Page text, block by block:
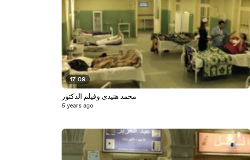
17:09
محمد هنيدى وفيلم الدكتور
5 years ago